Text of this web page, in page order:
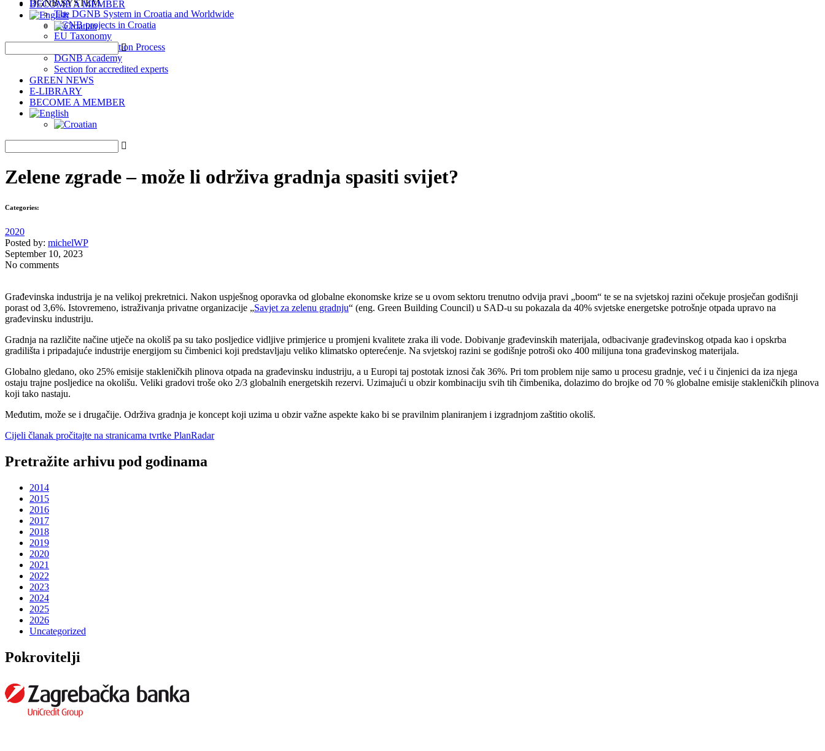
DGNB SYSTEM
The DGNB System in Croatia and Worldwide
DGNB projects in Croatia
EU Taxonomy
DGNB Certification Process
DGNB Academy
Section for accredited experts
GREEN NEWS
E-LIBRARY
BECOME A MEMBER
BECOME A MEMBER
Zelene zgrade – može li održiva gradnja spasiti svijet?
Categories:
2020
Posted by: michelWP
September 10, 2023
No comments
Građevinska industrija je na velikoj prekretnici. Nakon uspješnog oporavka od globalne ekonomske krize se u ovom sektoru trenutno odvija pravi „boom“ te se na svjetskoj razini očekuje prosječan godišnji
porast od 3,6%. Istovremeno, istraživanja privatne organizacije „Savjet za zelenu gradnju“ (eng. Green Building Council) u SAD-u su pokazala da 40% svjetske energetske potrošnje otpada upravo na
građevinsku industriju.
Gradnja na različite načine utječe na okoliš pa su tako posljedice vidljive primjerice u promjeni kvalitete zraka ili vode. Dobivanje građevinskih materijala, odbacivanje građevinskog otpada kao i opskrba
gradilišta i pripadajuće industrije energijom su čimbenici koji predstavljaju veliko klimatsko opterećenje. Na svjetskoj razini se godišnje potroši oko 400 milijuna tona građevinskog materijala.
Globalno gledano, oko 25% emisije stakleničkih plinova otpada na građevinsku industriju, a u Europi taj postotak iznosi čak 36%. Pri tom problem nije samo u procesu gradnje, već i u činjenici da iza njega
ostaju trajne posljedice na okolišu. Veliki gradovi troše oko 2/3 globalnih energetskih rezervi. Uzimajući u obzir kombinaciju svih tih čimbenika, dolazimo do brojke od 70 % globalne emisije stakleničkih plinova
koji tako nastaju.
Međutim, može se i drugačije. Održiva gradnja je koncept koji uzima u obzir važne aspekte kako bi se pravilnim planiranjem i izgradnjom zaštitio okoliš.
Cijeli članak pročitajte na stranicama tvrtke PlanRadar
Pretražite arhivu pod godinama
2014
2015
2016
2017
2018
2019
2020
2021
2022
2023
2024
2025
2026
Uncategorized
Pokrovitelji